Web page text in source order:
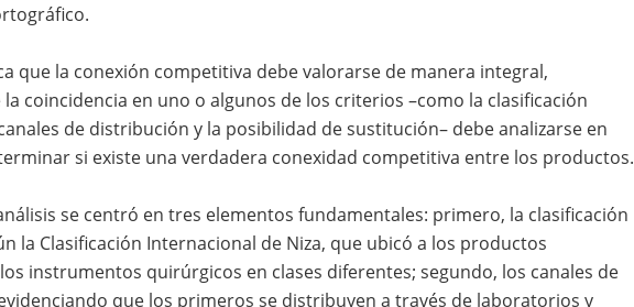
que la conexión competitiva debe valorarse de manera integral,
coincidencia en uno o algunos de los criterios –como la clasificación
de distribución y la posibilidad de sustitución– debe analizarse en
si existe una verdadera conexidad competitiva entre los productos.
se centró en tres elementos fundamentales: primero, la clasificación
la Clasificación Internacional de Niza, que ubicó a los productos
instrumentos quirúrgicos en clases diferentes; segundo, los canales de
que los primeros se distribuyen a través de laboratorios y